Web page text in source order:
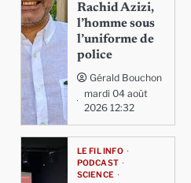
Rachid Azizi,
l’homme sous
l’uniforme de
police
Gérald Bouchon
mardi 04 août
2026 12:32
LE FIL INFO
PODCAST
SCIENCE